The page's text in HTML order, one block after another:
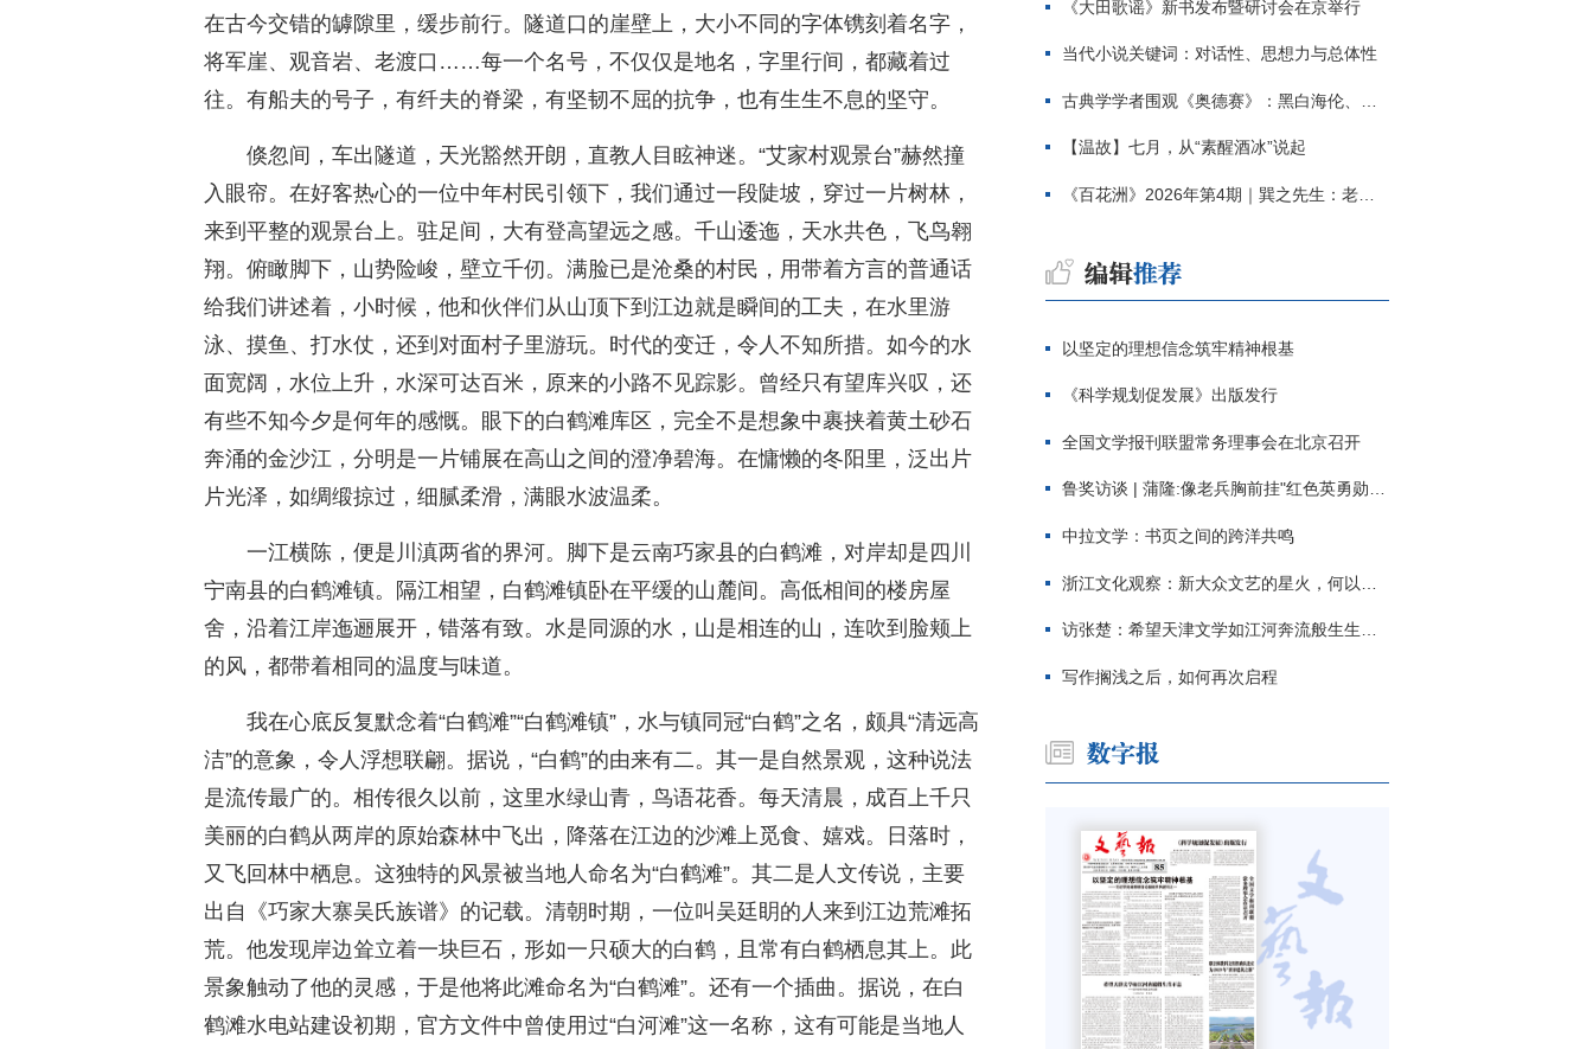
在古今交错的罅隙里，缓步前行。隧道口的崖壁上，大小不同的字体镌刻着名字，
将军崖、观音岩、老渡口……每一个名号，不仅仅是地名，字里行间，都藏着过
往。有船夫的号子，有纤夫的脊梁，有坚韧不屈的抗争，也有生生不息的坚守。
倏忽间，车出隧道，天光豁然开朗，直教人目眩神迷。“艾家村观景台”赫然撞
入眼帘。在好客热心的一位中年村民引领下，我们通过一段陡坡，穿过一片树林，
来到平整的观景台上。驻足间，大有登高望远之感。千山逶迤，天水共色，飞鸟翱
翔。俯瞰脚下，山势险峻，壁立千仞。满脸已是沧桑的村民，用带着方言的普通话
给我们讲述着，小时候，他和伙伴们从山顶下到江边就是瞬间的工夫，在水里游
泳、摸鱼、打水仗，还到对面村子里游玩。时代的变迁，令人不知所措。如今的水
面宽阔，水位上升，水深可达百米，原来的小路不见踪影。曾经只有望库兴叹，还
有些不知今夕是何年的感慨。眼下的白鹤滩库区，完全不是想象中裹挟着黄土砂石
奔涌的金沙江，分明是一片铺展在高山之间的澄净碧海。在慵懒的冬阳里，泛出片
片光泽，如绸缎掠过，细腻柔滑，满眼水波温柔。
一江横陈，便是川滇两省的界河。脚下是云南巧家县的白鹤滩，对岸却是四川
宁南县的白鹤滩镇。隔江相望，白鹤滩镇卧在平缓的山麓间。高低相间的楼房屋
舍，沿着江岸迤逦展开，错落有致。水是同源的水，山是相连的山，连吹到脸颊上
的风，都带着相同的温度与味道。
我在心底反复默念着“白鹤滩”“白鹤滩镇”，水与镇同冠“白鹤”之名，颇具“清远高
洁”的意象，令人浮想联翩。据说，“白鹤”的由来有二。其一是自然景观，这种说法
是流传最广的。相传很久以前，这里水绿山青，鸟语花香。每天清晨，成百上千只
美丽的白鹤从两岸的原始森林中飞出，降落在江边的沙滩上觅食、嬉戏。日落时，
又飞回林中栖息。这独特的风景被当地人命名为“白鹤滩”。其二是人文传说，主要
出自《巧家大寨吴氏族谱》的记载。清朝时期，一位叫吴廷眀的人来到江边荒滩拓
荒。他发现岸边耸立着一块巨石，形如一只硕大的白鹤，且常有白鹤栖息其上。此
景象触动了他的灵感，于是他将此滩命名为“白鹤滩”。还有一个插曲。据说，在白
鹤滩水电站建设初期，官方文件中曾使用过“白河滩”这一名称，这有可能是当地人
《大田歌谣》新书发布暨研讨会在京举行
当代小说关键词：对话性、思想力与总体性
古典学学者围观《奥德赛》：黑白海伦、佩涅罗佩的别针与神秘入侵者
【温故】七月，从“素醒酒冰”说起
《百花洲》2026年第4期｜巽之先生：老兵朱向前侧记三题
以坚定的理想信念筑牢精神根基
《科学规划促发展》出版发行
全国文学报刊联盟常务理事会在北京召开
鲁奖访谈 | 蒲隆:像老兵胸前挂"红色英勇勋章"
中拉文学：书页之间的跨洋共鸣
浙江文化观察：新大众文艺的星火，何以燎原？
访张楚：希望天津文学如江河奔流般生生不息
写作搁浅之后，如何再次启程